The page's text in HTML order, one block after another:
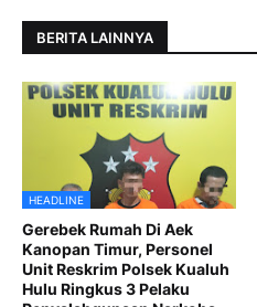
BERITA LAINNYA
HEADLINE
Gerebek Rumah Di Aek
Kanopan Timur, Personel
Unit Reskrim Polsek Kualuh
Hulu Ringkus 3 Pelaku